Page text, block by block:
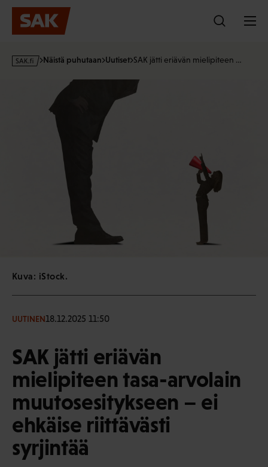
Hyppää
sisältöön
s
Näistä puhutaan Uutiset SAK jätti eriävän mielipiteen …
Kuva: iStock.
UUTINEN18.12.2025 11:50
SAK jätti eriävän
mielipiteen tasa-arvolain
muutosesitykseen – ei
ehkäise riittävästi
syrjintää